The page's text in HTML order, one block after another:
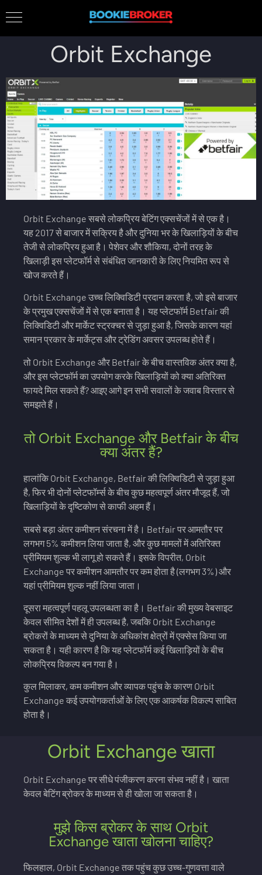
Orbit Exchange
Orbit Exchange सबसे लोकप्रिय बेटिंग एक्सचेंजों में से एक है।
यह 2017 से बाजार में सक्रिय है और दुनिया भर के खिलाड़ियों के बीच
तेजी से लोकप्रिय हुआ है। पेशेवर और शौकिया, दोनों तरह के
खिलाड़ी इस प्लेटफॉर्म से संबंधित जानकारी के लिए नियमित रूप से
खोज करते हैं।
Orbit Exchange उच्च लिक्विडिटी प्रदान करता है, जो इसे बाजार
के प्रमुख एक्सचेंजों में से एक बनाता है। यह प्लेटफॉर्म Betfair की
लिक्विडिटी और मार्केट स्ट्रक्चर से जुड़ा हुआ है, जिसके कारण यहां
समान प्रकार के मार्केट्स और ट्रेडिंग अवसर उपलब्ध होते हैं।
तो Orbit Exchange और Betfair के बीच वास्तविक अंतर क्या है,
और इस प्लेटफॉर्म का उपयोग करके खिलाड़ियों को क्या अतिरिक्त
फायदे मिल सकते हैं? आइए आगे इन सभी सवालों के जवाब विस्तार से
समझते हैं।
तो Orbit Exchange और Betfair के बीच
क्या अंतर हैं?
हालांकि Orbit Exchange, Betfair की लिक्विडिटी से जुड़ा हुआ
है, फिर भी दोनों प्लेटफॉर्म्स के बीच कुछ महत्वपूर्ण अंतर मौजूद हैं, जो
खिलाड़ियों के दृष्टिकोण से काफी अहम हैं।
सबसे बड़ा अंतर कमीशन संरचना में है। Betfair पर आमतौर पर
लगभग 5% कमीशन लिया जाता है, और कुछ मामलों में अतिरिक्त
प्रीमियम शुल्क भी लागू हो सकते हैं। इसके विपरीत, Orbit
Exchange पर कमीशन आमतौर पर कम होता है (लगभग 3%) और
यहां प्रीमियम शुल्क नहीं लिया जाता।
दूसरा महत्वपूर्ण पहलू उपलब्धता का है। Betfair की मुख्य वेबसाइट
केवल सीमित देशों में ही उपलब्ध है, जबकि Orbit Exchange
ब्रोकरों के माध्यम से दुनिया के अधिकांश क्षेत्रों में एक्सेस किया जा
सकता है। यही कारण है कि यह प्लेटफॉर्म कई खिलाड़ियों के बीच
लोकप्रिय विकल्प बन गया है।
कुल मिलाकर, कम कमीशन और व्यापक पहुंच के कारण Orbit
Exchange कई उपयोगकर्ताओं के लिए एक आकर्षक विकल्प साबित
होता है।
Orbit Exchange खाता
Orbit Exchange पर सीधे पंजीकरण करना संभव नहीं है। खाता
केवल बेटिंग ब्रोकर के माध्यम से ही खोला जा सकता है।
मुझे किस ब्रोकर के साथ Orbit
Exchange खाता खोलना चाहिए?
फिलहाल, Orbit Exchange तक पहुंच कुछ उच्च-गुणवत्ता वाले